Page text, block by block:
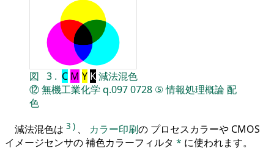
図 3 . C M Y K減法混色
⑫無機工業化学 q.0970728 ⑤情報処理概論配
色
減法混色は 3 ) 、 カラー印刷の プロセスカラーや CMOS
イメージセンサの 補色カラーフィルタ * に使われます。